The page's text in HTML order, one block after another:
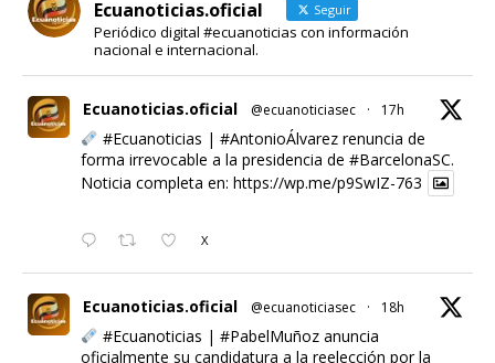
Ecuanoticias.oficial Seguir
Periódico digital #ecuanoticias con información
nacional e internacional.
Ecuanoticias.oficial @ecuanoticiasec · 17h
#Ecuanoticias | #AntonioÁlvarezrenuncia de
forma irrevocable a la presidencia de #BarcelonaSC.
Noticia completa en: https://wp.me/p9SwIZ-763
X
Ecuanoticias.oficial @ecuanoticiasec · 18h
#Ecuanoticias | #PabelMuñozanuncia
oficialmente su candidatura a la reelección por la